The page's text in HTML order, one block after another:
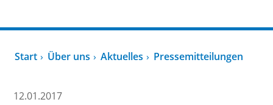
Start Über uns Aktuelles Pressemitteilungen
12.01.2017